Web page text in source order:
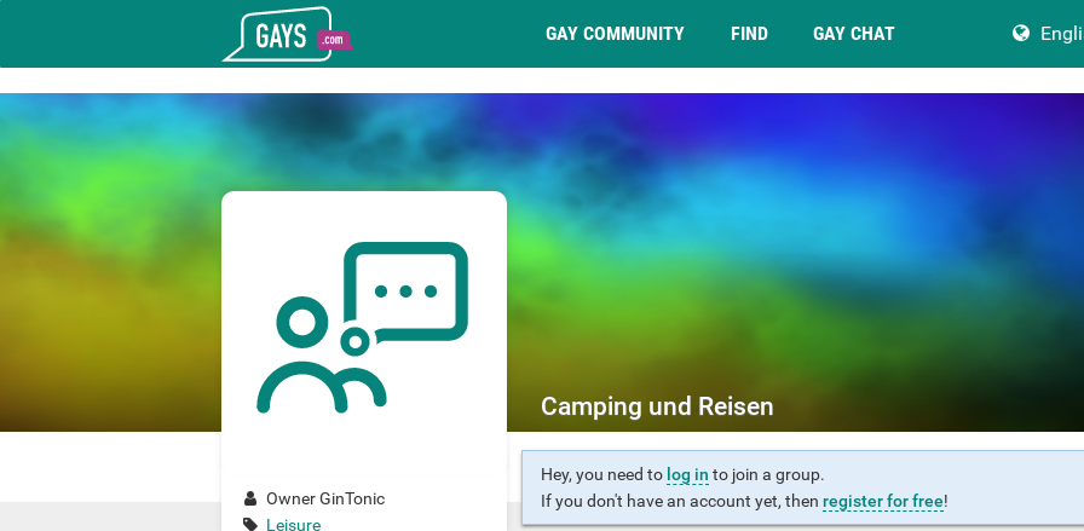
T_GOOGLE_ADWORDS_GTAG_HEADER
GAY COMMUNITY FIND GAY CHAT
Camping und Reisen
Owner GinTonic
Leisure
Hey, you need to log in to join a group.
If you don't have an account yet, then register for free!